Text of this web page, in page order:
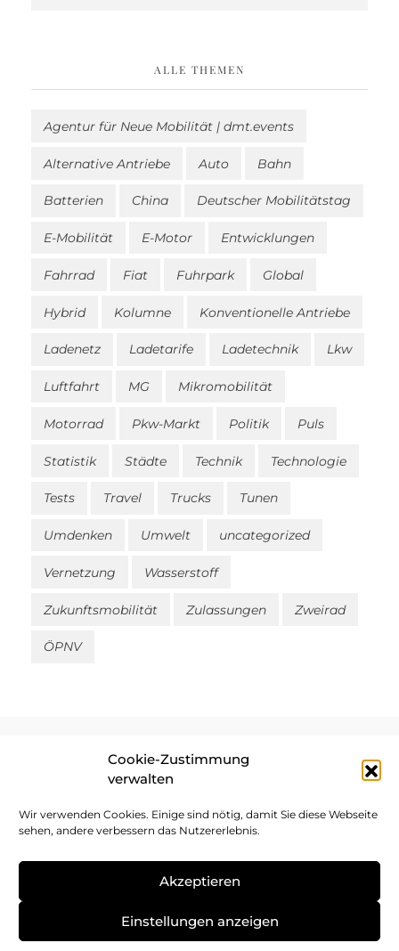
Cookie-Zustimmung
verwalten
Wir verwenden Cookies. Einige sind nötig, damit Sie diese Webseite
sehen, andere verbessern das Nutzererlebnis.
Akzeptieren
Einstellungen anzeigen
ALLE THEMEN
Agentur für Neue Mobilität | dmt.events
Alternative Antriebe Auto Bahn
Batterien China Deutscher Mobilitätstag
E-Mobilität E-Motor Entwicklungen
Fahrrad Fiat Fuhrpark Global
Hybrid Kolumne Konventionelle Antriebe
Ladenetz Ladetarife Ladetechnik Lkw
Luftfahrt MG Mikromobilität
Motorrad Pkw-Markt Politik Puls
Statistik Städte Technik Technologie
Tests Travel Trucks Tunen
Umdenken Umwelt uncategorized
Vernetzung Wasserstoff
Zukunftsmobilität Zulassungen Zweirad
ÖPNV
Datenschutz